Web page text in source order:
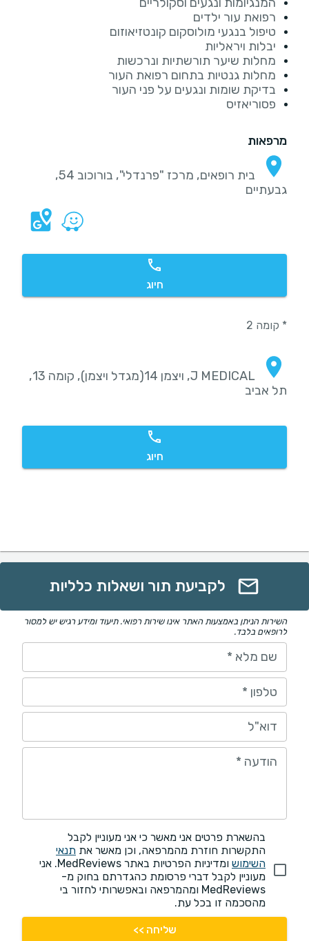
המנגיומות ונגעים וסקולריים
רפואת עור ילדים
טיפול בנגעי מולוסקום קונטזיאוזום
יבלות ויראליות
מחלות שיער תורשתיות ונרכשות
מחלות גנטיות בתחום רפואת העור
בדיקת שומות ונגעים על פני העור
פסוריאזיס
מרפאות
בית רופאים, מרכז "פרנדלי", בורוכוב 54,
גבעתיים
חיוג
* קומה 2
J MEDICAL, ויצמן 14(מגדל ויצמן), קומה 13,
תל אביב
חיוג
לקביעת תור ושאלות כלליות
השירות הניתן באמצעות האתר אינו שירות רפואי. תיעוד ומידע רגיש יש למסור
לרופאים בלבד.
שם מלא *
טלפון *
דוא"ל
הודעה *
בהשארת פרטים אני מאשר כי אני מעוניין לקבל
התקשרות חוזרת מהמרפאה, וכן מאשר את תנאי
השימוש
ומדיניות הפרטיות באתר MedReviews. אני
מעוניין לקבל דברי פרסומת כהגדרתם בחוק מ-
MedReviews ומהמרפאה ובאפשרותי לחזור בי
מהסכמה זו בכל עת.
שליחה >>